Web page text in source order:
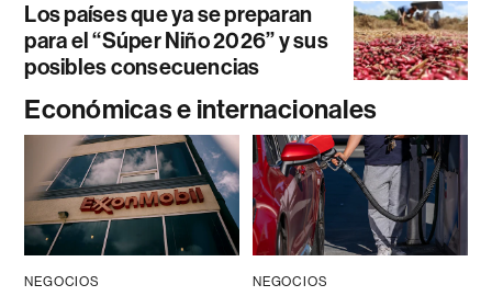
Los países que ya se preparan
para el “Súper Niño 2026” y sus
posibles consecuencias
Económicas e internacionales
NEGOCIOS NEGOCIOS